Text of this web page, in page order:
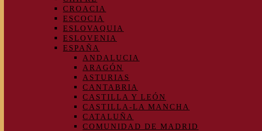
CROACIA
ESCOCIA
ESLOVAQUIA
ESLOVENIA
ESPAÑA
ANDALUCIA
ARAGÓN
ASTURIAS
CANTABRIA
CASTILLA Y LEÓN
CASTILLA-LA MANCHA
CATALUÑA
COMUNIDAD DE MADRID